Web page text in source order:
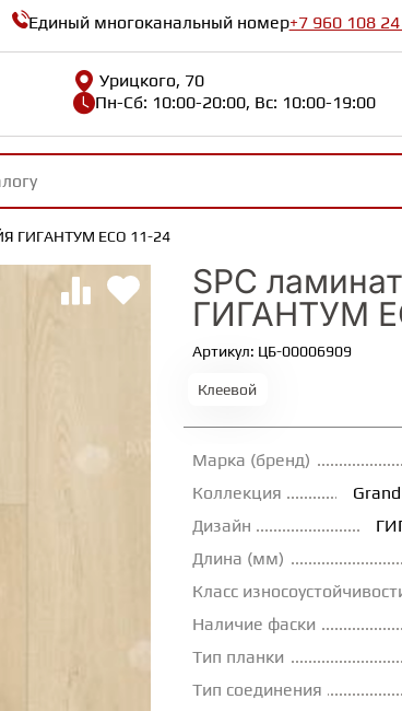
Единый многоканальный номер+7 960 108
Урицкого, 70
Пн-Сб: 10:00-20:00, Вс: 10:00-19:00
ГИГАНТУМ ECO 11-24
SPC
ГИГАНТУМ
Артикул: ЦБ-00006909
Клеевой
Марка (бренд)
Коллекция
Дизайн
Длина (мм)
Класс
Наличие фаски
Тип планки
Тип соединения